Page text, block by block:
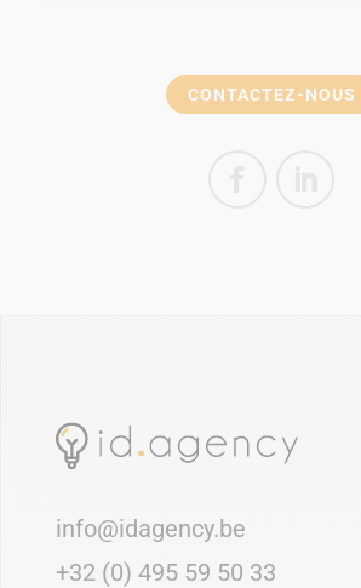
CONTACTEZ-NOUS
info@idagency.be
+32 (0) 495 59 50 33